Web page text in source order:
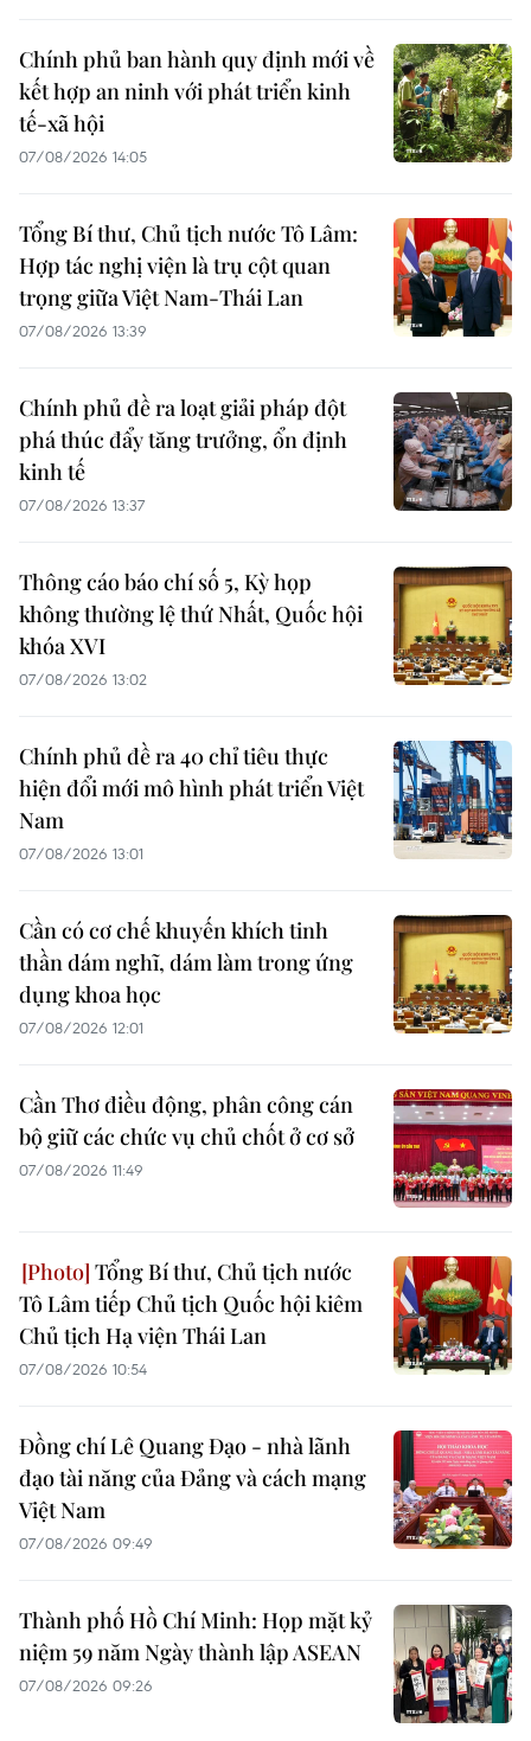
Chính phủ ban hành quy định mới về
kết hợp an ninh với phát triển kinh
tế-xã hội
07/08/2026 14:05
Tổng Bí thư, Chủ tịch nước Tô Lâm:
Hợp tác nghị viện là trụ cột quan
trọng giữa Việt Nam-Thái Lan
07/08/2026 13:39
Chính phủ đề ra loạt giải pháp đột
phá thúc đẩy tăng trưởng, ổn định
kinh tế
07/08/2026 13:37
Thông cáo báo chí số 5, Kỳ họp
không thường lệ thứ Nhất, Quốc hội
khóa XVI
07/08/2026 13:02
Chính phủ đề ra 40 chỉ tiêu thực
hiện đổi mới mô hình phát triển Việt
Nam
07/08/2026 13:01
Cần có cơ chế khuyến khích tinh
thần dám nghĩ, dám làm trong ứng
dụng khoa học
07/08/2026 12:01
Cần Thơ điều động, phân công cán
bộ giữ các chức vụ chủ chốt ở cơ sở
07/08/2026 11:49
Tổng Bí thư, Chủ tịch nước
Tô Lâm tiếp Chủ tịch Quốc hội kiêm
Chủ tịch Hạ viện Thái Lan
07/08/2026 10:54
Đồng chí Lê Quang Đạo - nhà lãnh
đạo tài năng của Đảng và cách mạng
Việt Nam
07/08/2026 09:49
Thành phố Hồ Chí Minh: Họp mặt kỷ
niệm 59 năm Ngày thành lập ASEAN
07/08/2026 09:26